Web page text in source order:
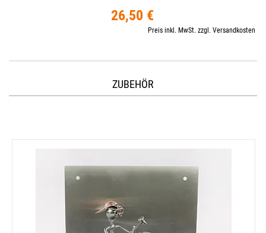
26,50 €
Preis inkl. MwSt. zzgl. Versandkosten
ZUBEHÖR